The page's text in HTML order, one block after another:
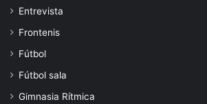
Entrevista
Frontenis
Fútbol
Fútbol sala
Gimnasia Rítmica